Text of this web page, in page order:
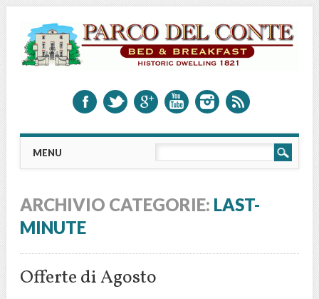
Main menu
MENU
ARCHIVIO CATEGORIE: LAST-
MINUTE
Offerte di Agosto